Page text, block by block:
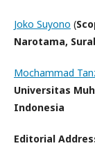
Joko Suyono (
Narotama,
Mochammad
Universitas
Indonesia
Editorial